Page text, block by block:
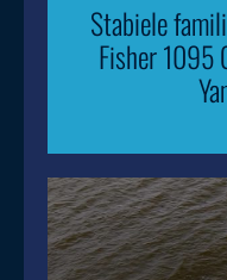
Stabiele
Fisher 1095